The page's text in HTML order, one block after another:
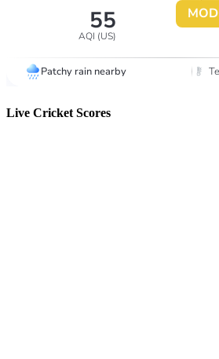
Live Cricket Scores